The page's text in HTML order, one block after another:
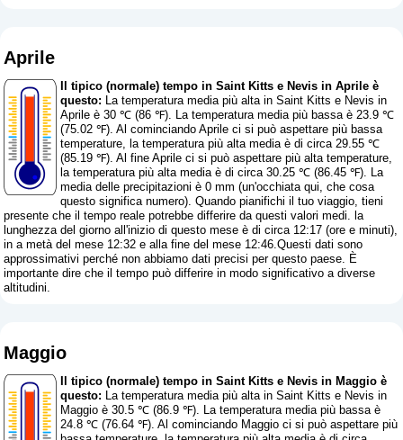
Aprile
Il tipico (normale) tempo in Saint Kitts e Nevis in Aprile è
questo: La temperatura media più alta in Saint Kitts e Nevis in
Aprile è 30 ℃ (86 ℉). La temperatura media più bassa è 23.9 ℃
(75.02 ℉). Al cominciando Aprile ci si può aspettare più bassa
temperature, la temperatura più alta media è di circa 29.55 ℃
(85.19 ℉). Al fine Aprile ci si può aspettare più alta temperature,
la temperatura più alta media è di circa 30.25 ℃ (86.45 ℉). La
media delle precipitazioni è 0 mm (un'occhiata qui, che cosa
questo significa numero). Quando pianifichi il tuo viaggio, tieni
presente che il tempo reale potrebbe differire da questi valori medi. la
lunghezza del giorno all'inizio di questo mese è di circa 12:17 (ore e minuti),
in a metà del mese 12:32 e alla fine del mese 12:46.Questi dati sono
approssimativi perché non abbiamo dati precisi per questo paese. È
importante dire che il tempo può differire in modo significativo a diverse
altitudini.
Maggio
Il tipico (normale) tempo in Saint Kitts e Nevis in Maggio è
questo: La temperatura media più alta in Saint Kitts e Nevis in
Maggio è 30.5 ℃ (86.9 ℉). La temperatura media più bassa è
24.8 ℃ (76.64 ℉). Al cominciando Maggio ci si può aspettare più